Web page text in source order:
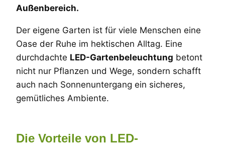
Außenbereich.
Der eigene Garten ist für viele Menschen eine
Oase der Ruhe im hektischen Alltag. Eine
durchdachte LED-Gartenbeleuchtung betont
nicht nur Pflanzen und Wege, sondern schafft
auch nach Sonnenuntergang ein sicheres,
gemütliches Ambiente.
Die Vorteile von LED-